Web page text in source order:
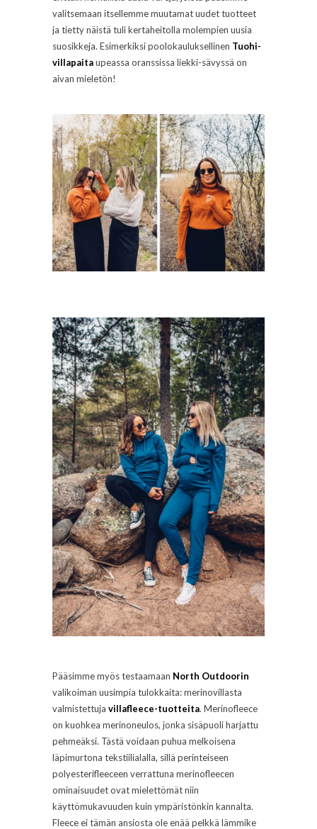
valitsemaan itsellemme muutamat uudet tuotteet
ja tietty näistä tuli kertaheitolla molempien uusia
suosikkeja. Esimerkiksi poolokauluksellinen Tuohi-
villapaitaupeassa oranssissa liekki-sävyssä on
aivan mieletön!
Pääsimme myös testaamaan North Outdoorin
valikoiman uusimpia tulokkaita: merinovillasta
valmistettuja villafleece-tuotteita. Merinofleece
on kuohkea merinoneulos, jonka sisäpuoli harjattu
pehmeäksi. Tästä voidaan puhua melkoisena
läpimurtona tekstiilialalla, sillä perinteiseen
polyesterifleeceen verrattuna merinofleecen
ominaisuudet ovat mielettömät niin
käyttömukavuuden kuin ympäristönkin kannalta.
Fleece ei tämän ansiosta ole enää pelkkä lämmike